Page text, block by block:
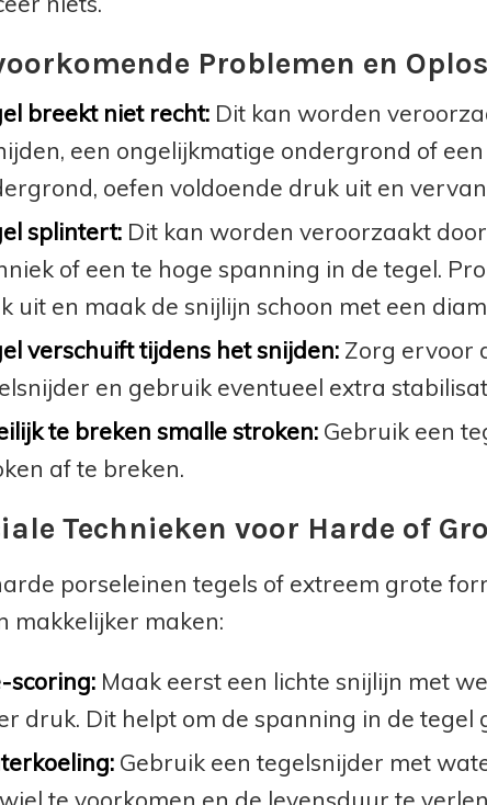
Problemen en
breekt niet recht: Dit kan worden
een ongelijkmatige ondergrond of
oefen voldoende druk uit en
splintert: Dit kan worden veroorzaakt
of een te hoge spanning in de tegel.
uit en maak de snijlijn schoon met een
verschuift tijdens het snijden: Zorg ervoor
en gebruik eventueel extra
te breken smalle stroken: Gebruik een
af te breken.
Technieken voor Harde of
porseleinen tegels of extreem grote
makkelijker maken:
scoring: Maak eerst een lichte snijlijn met
druk. Dit helpt om de spanning in de tegel
Gebruik een tegelsnijder met